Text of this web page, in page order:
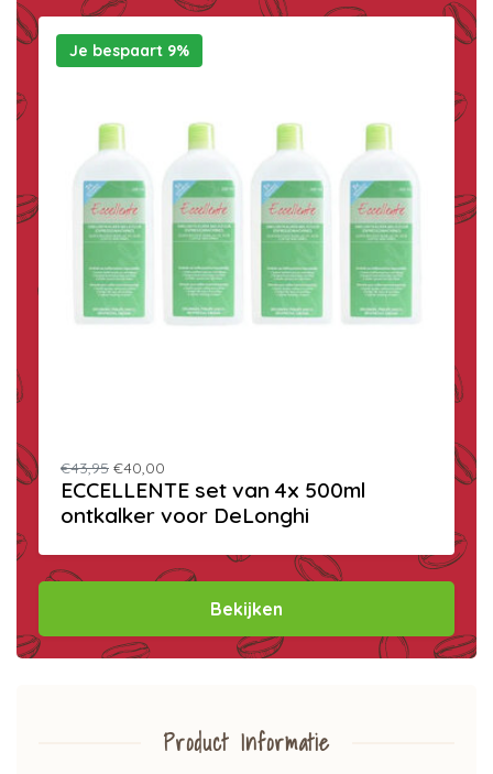
Je bespaart 9%
€43,95 €40,00
ECCELLENTE set van 4x 500ml
ontkalker voor DeLonghi
Bekijken
Product Informatie